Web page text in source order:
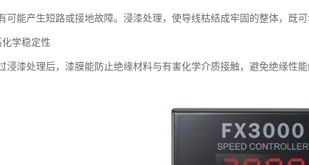
可能产生短路或接地故障。浸漆处理，使导线枯结成牢固的整体，既
学稳定性
浸漆处理后，漆膜能防止绝缘材料与有害化学介质接触，避免绝缘性